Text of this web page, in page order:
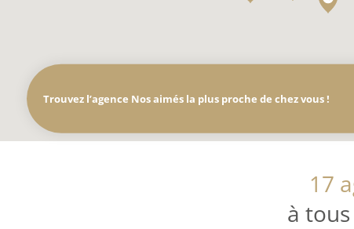
Trouvez l’agence Nos aimés la plus proche de chez vous !
17
à